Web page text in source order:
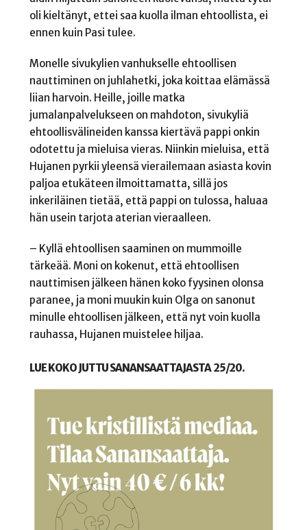
oli kieltänyt, ettei saa kuolla ilman ehtoollista, ei
ennen kuin Pasi tulee.
Monelle sivukylien vanhukselle ehtoollisen
nauttiminen on juhlahetki, joka koittaa elämässä
liian harvoin. Heille, joille matka
jumalanpalvelukseen on mahdoton, sivukyliä
ehtoollisvälineiden kanssa kiertävä pappi onkin
odotettu ja mieluisa vieras. Niinkin mieluisa, että
Hujanen pyrkii yleensä vierailemaan asiasta kovin
paljoa etukäteen ilmoittamatta, sillä jos
inkeriläinen tietää, että pappi on tulossa, haluaa
hän usein tarjota aterian vieraalleen.
– Kyllä ehtoollisen saaminen on mummoille
tärkeää. Moni on kokenut, että ehtoollisen
nauttimisen jälkeen hänen koko fyysinen olonsa
paranee, ja moni muukin kuin Olga on sanonut
minulle ehtoollisen jälkeen, että nyt voin kuolla
rauhassa, Hujanen muistelee hiljaa.
LUE KOKO JUTTU SANANSAATTAJASTA 25/20.